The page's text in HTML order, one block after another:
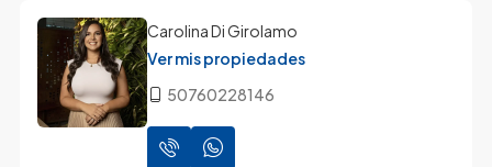
Carolina Di Girolamo
Ver mis propiedades
50760228146